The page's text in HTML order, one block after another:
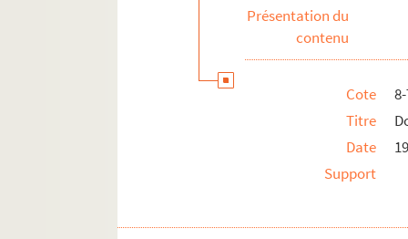
Présentation du
contenu
Cote
Titre
Date
Support